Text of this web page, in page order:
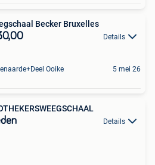
Becker Bruxelles
Details
Ooike 5 mei 26
Details